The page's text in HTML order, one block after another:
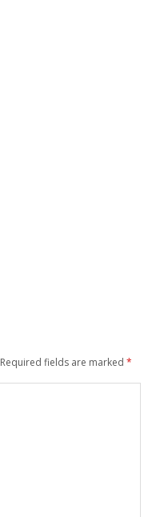
Required fields are marked *